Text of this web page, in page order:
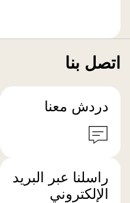
اتصل بنا
دردش معنا
راسلنا عبر البريد
الإلكتروني